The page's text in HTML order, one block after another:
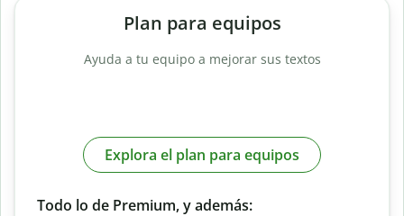
Plan para equipos
Ayuda a tu equipo a mejorar sus textos
Explora el plan para equipos
Todo lo de Premium, y además: